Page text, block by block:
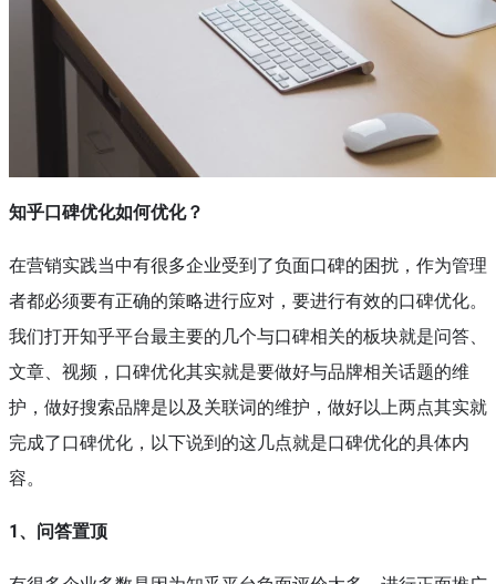
知乎口碑优化如何优化？
在营销实践当中有很多企业受到了负面口碑的困扰，作为管理
者都必须要有正确的策略进行应对，要进行有效的口碑优化。
我们打开知乎平台最主要的几个与口碑相关的板块就是问答、
文章、视频，口碑优化其实就是要做好与品牌相关话题的维
护，做好搜索品牌是以及关联词的维护，做好以上两点其实就
完成了口碑优化，以下说到的这几点就是口碑优化的具体内
容。
1、问答置顶